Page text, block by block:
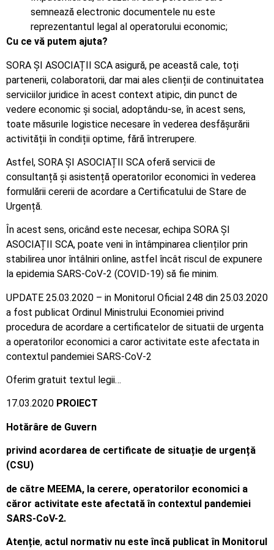
semnează electronic documentele nu este
reprezentantul legal al operatorului economic;
Cu ce vă putem ajuta?
SORA ȘI ASOCIAȚII SCA asigură, pe această cale, toți
partenerii, colaboratorii, dar mai ales clienții de continuitatea
serviciilor juridice în acest context atipic, din punct de
vedere economic și social, adoptându-se, în acest sens,
toate măsurile logistice necesare în vederea desfășurării
activității în condiții optime, fără întrerupere.
Astfel, SORA ȘI ASOCIAȚII SCA oferă servicii de
consultanță și asistență operatorilor economici în vederea
formulării cererii de acordare a Certificatului de Stare de
Urgență.
În acest sens, oricând este necesar, echipa SORA ȘI
ASOCIAȚII SCA, poate veni în întâmpinarea clienților prin
stabilirea unor întâlniri online, astfel încât riscul de expunere
la epidemia SARS-CoV-2 (COVID-19) să fie minim.
UPDATE 25.03.2020 – in Monitorul Oficial 248 din 25.03.2020
a fost publicat Ordinul Ministrului Economiei privind
procedura de acordare a certificatelor de situatii de urgenta
a operatorilor economici a caror activitate este afectata in
contextul pandemiei SARS-CoV-2
Oferim gratuit textul legii…
17.03.2020 PROIECT
Hotărâre de Guvern
privind acordarea de certificate de situație de urgență
(CSU)
de către MEEMA, la cerere, operatorilor economici a
căror activitate este afectată în contextul pandemiei
SARS-CoV-2.
Atenție, actul normativ nu este încă publicat în Monitorul